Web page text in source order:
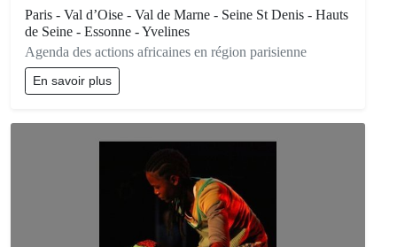
Paris - Val d’Oise - Val de Marne - Seine St Denis - Hauts
de Seine - Essonne - Yvelines
Agenda des actions africaines en région parisienne
En savoir plus